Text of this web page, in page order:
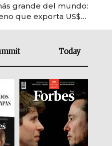
grande del mundo:
que exporta US$
Today